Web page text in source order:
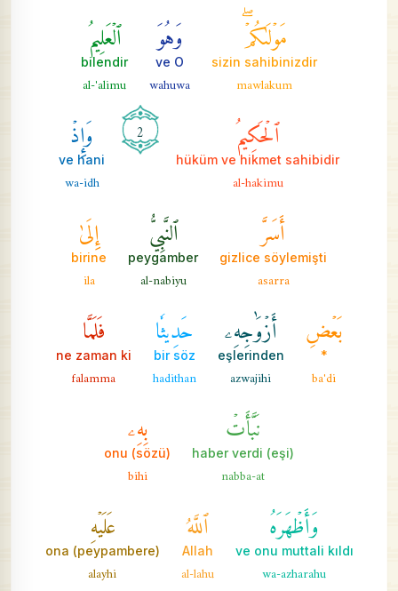
مَوۡلَىٰكُمۡۖ
sizin sahibinizdir
mawlakum
وَهُوَ
ve O
wahuwa
ٱلۡعَلِيمُ
bilendir
al-'alimu
ٱلۡحَكِيمُ
hüküm ve hikmet sahibidir
al-hakimu
2 وَإِذۡ
ve hani
wa-idh
أَسَرَّ
gizlice söylemişti
asarra
ٱلنَّبِيُّ
peygamber
al-nabiyu
إِلَىٰ
birine
ila
بَعۡضِ
*
ba'di
أَزۡوَٰجِهِۦ
eşlerinden
azwajihi
حَدِيثٗا
bir söz
hadithan
فَلَمَّا
ne zaman ki
falamma
نَبَّأَتۡ
(eşi) haber verdi
nabba-at
بِهِۦ
onu (sözü)
bihi
وَأَظۡهَرَهُ
ve onu muttali kıldı
wa-azharahu
ٱللَّهُ
Allah
al-lahu
عَلَيۡهِ
ona (peypambere)
alayhi